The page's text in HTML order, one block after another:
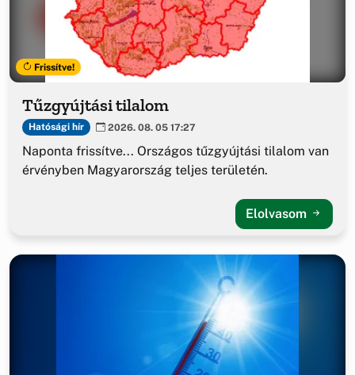
Frissítve!
Tűzgyújtási tilalom
Hatósági hír 2026. 08. 05 17:27
Naponta frissítve... Országos tűzgyújtási tilalom van
érvényben Magyarország teljes területén.
Elolvasom